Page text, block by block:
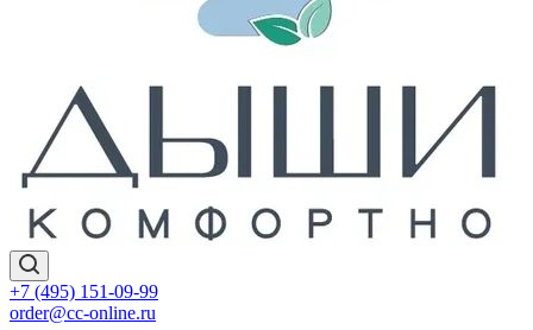
+7 (495) 151-09-99
order@cc-online.ru